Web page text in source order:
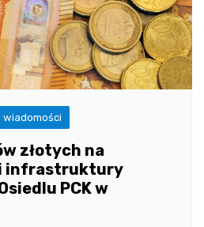
wiadomości
złotych na
infrastruktury
PCK w